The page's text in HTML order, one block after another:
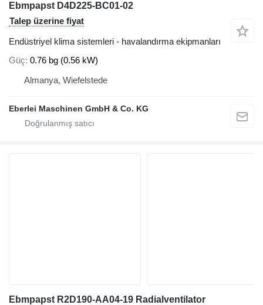
Ebmpapst D4D225-BC01-02
Talep üzerine fiyat
Endüstriyel klima sistemleri - havalandırma ekipmanları
Güç 0.76 bg (0.56 kW)
Almanya, Wiefelstede
Eberlei Maschinen GmbH & Co. KG
Ebmpapst R2D190-AA04-19 Radialventilator